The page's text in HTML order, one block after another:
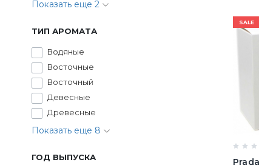
Показать еще 2
ТИП АРОМАТА
Водяные
Восточные
Восточный
Девесные
Древесные
Показать еще 8
ГОД ВЫПУСКА
SALE